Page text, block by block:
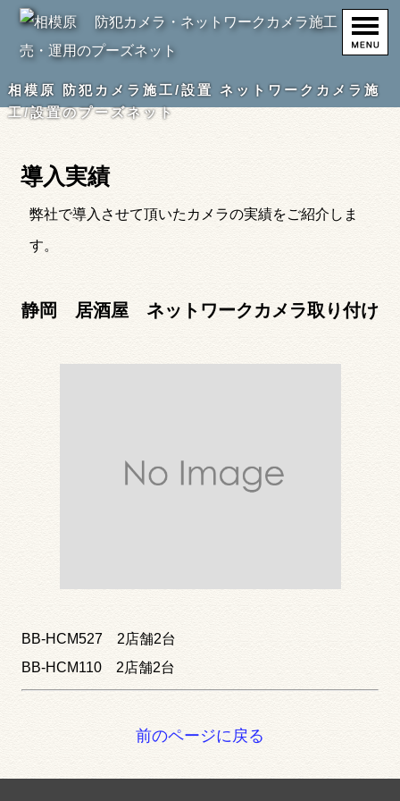
相模原 防犯カメラ施工/設置 ネットワークカメラ施
工/設置のプーズネット
導入実績
弊社で導入させて頂いたカメラの実績をご紹介しま
す。
静岡 居酒屋 ネットワークカメラ取り付け
BB-HCM527 2店舗2台
BB-HCM110 2店舗2台
前のページに戻る